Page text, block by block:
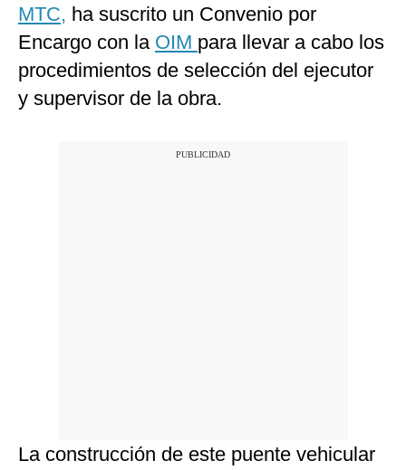
MTC, ha suscrito un Convenio por
Encargo con la OIM para llevar a cabo los
procedimientos de selección del ejecutor
y supervisor de la obra.
La construcción de este puente vehicular